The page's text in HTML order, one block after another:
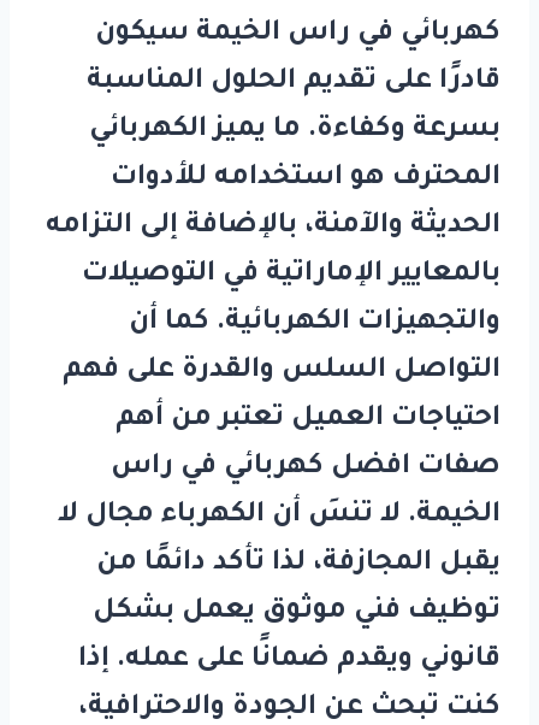
كهربائي في راس الخيمة سيكون
قادرًا على تقديم الحلول المناسبة
بسرعة وكفاءة. ما يميز الكهربائي
المحترف هو استخدامه للأدوات
الحديثة والآمنة، بالإضافة إلى التزامه
بالمعايير الإماراتية في التوصيلات
والتجهيزات الكهربائية. كما أن
التواصل السلس والقدرة على فهم
احتياجات العميل تعتبر من أهم
صفات افضل كهربائي في راس
الخيمة. لا تنسَ أن الكهرباء مجال لا
يقبل المجازفة، لذا تأكد دائمًا من
توظيف فني موثوق يعمل بشكل
قانوني ويقدم ضمانًا على عمله. إذا
كنت تبحث عن الجودة والاحترافية،